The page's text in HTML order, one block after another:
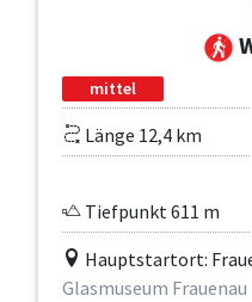
mittel
Länge 12,4 km
Tiefpunkt 611 m
Hauptstartort:
Glasmuseum Frauenau